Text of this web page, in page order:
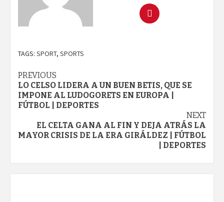
TAGS: SPORT, SPORTS
Continue
Reading
PREVIOUS
LO CELSO LIDERA A UN BUEN BETIS, QUE SE
IMPONE AL LUDOGORETS EN EUROPA |
FÚTBOL | DEPORTES
NEXT
EL CELTA GANA AL FIN Y DEJA ATRÁS LA
MAYOR CRISIS DE LA ERA GIRÁLDEZ | FÚTBOL
| DEPORTES